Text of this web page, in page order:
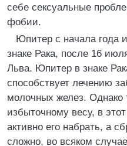
себе сексуальные
фобии.
Юпитер с начала года
знаке Рака, после 16
Льва. Юпитер в знаке
способствует лечению
молочных желез. Однако
избыточному весу, в
активно его набрать, а
сложно, во всяком